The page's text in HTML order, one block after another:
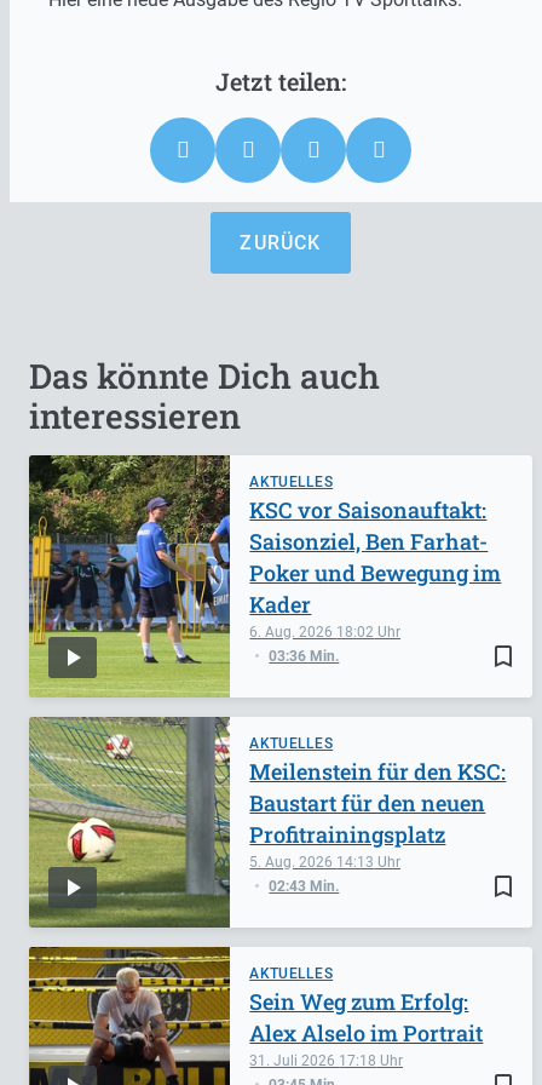
ZURÜCK
Das könnte Dich auch
interessieren
AKTUELLES
bookmark_border
6. Aug. 2026 18:02
03:36 Min.
KSC vor Saisonauftakt:
Saisonziel, Ben Farhat-
Poker und Bewegung im
Kader
AKTUELLES
bookmark_border
5. Aug. 2026 14:13
02:43 Min.
Meilenstein für den KSC:
Baustart für den neuen
Profitrainingsplatz
AKTUELLES
31. Juli 2026 17:18
Sein Weg zum Erfolg:
Alex Alselo im Portrait